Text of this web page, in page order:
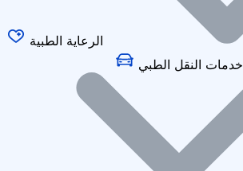
الرعاية الطبية
خدمات النقل الطبي